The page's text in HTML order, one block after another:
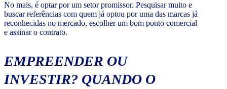
No mais, é optar por um setor promissor. Pesquisar muito e
buscar referências com quem já optou por uma das marcas já
reconhecidas no mercado, escolher um bom ponto comercial
e assinar o contrato.
EMPREENDER OU
INVESTIR? QUANDO O